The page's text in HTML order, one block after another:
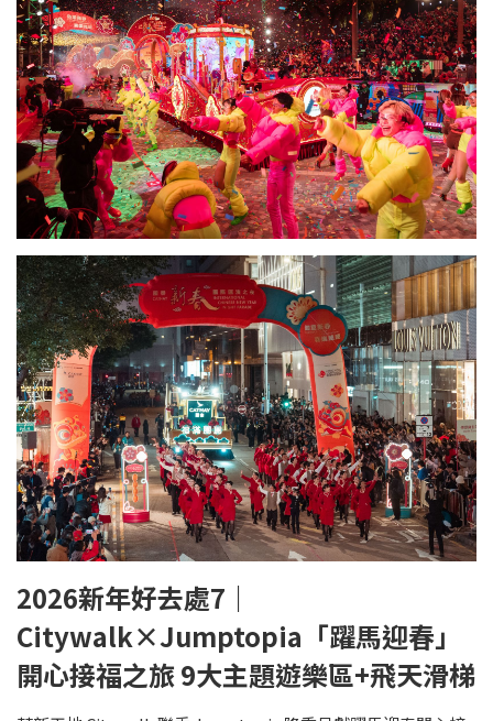
2026新年好去處7｜
Citywalk×Jumptopia「躍馬迎春」
開心接福之旅 9大主題遊樂區+飛天滑梯